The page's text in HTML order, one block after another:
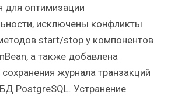
для оптимизации
исключены конфликты
start/stop у компонентов
а также добавлена
журнала транзакций
PostgreSQL. Устранение